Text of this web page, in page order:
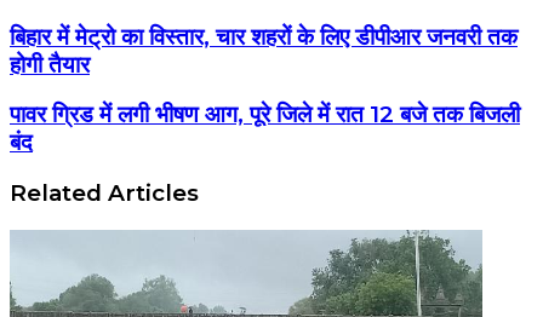
बिहार में मेट्रो का विस्तार, चार शहरों के लिए डीपीआर जनवरी तक
होगी तैयार
पावर ग्रिड में लगी भीषण आग, पूरे जिले में रात 12 बजे तक बिजली
बंद
Related Articles